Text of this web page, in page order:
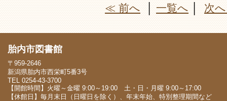
≪ 前へ 一覧へ 次
胎内市図書館
〒959-2646
新潟県胎内市西栄町5番3号
TEL 0254-43-3700
【開館時間】火曜～金曜 9:00～19:00 土・日・月曜 9:00～17:00
【休館日】毎月末日（日曜日を除く）、年末年始、特別整理期間など